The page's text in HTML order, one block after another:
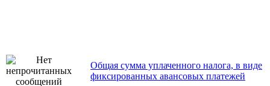
Общая сумма уплаченного налога, в виде
фиксированных авансовых платежей